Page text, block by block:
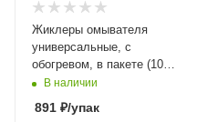
Жиклеры омывателя
универсальные, с
обогревом, в пакете (10
шт.) 35894
В наличии
891 ₽/упак